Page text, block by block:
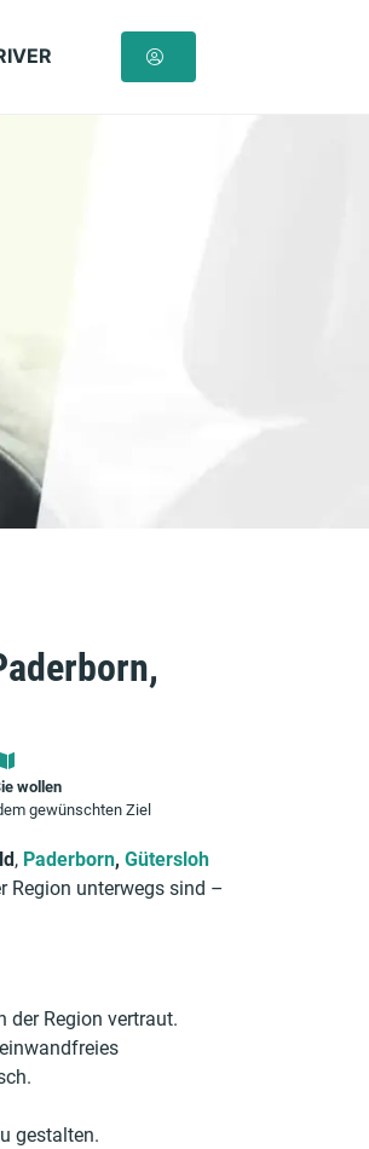
wollen
gewünschten Ziel
, Paderborn, Gütersloh
Region unterwegs sind –
der Region vertraut.
gestalten.